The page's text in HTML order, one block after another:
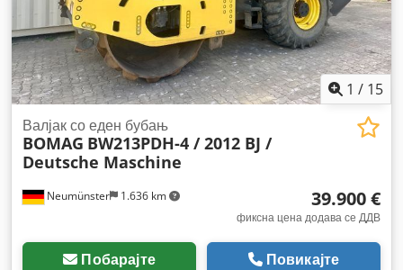
1 / 15
Neumünster 1.636 km
Валјак со еден бубањ
BOMAG BW213PDH-4 / 2012 BJ /
Deutsche Maschine
39.900 €
фиксна цена додава се ДДВ
Побарајте Повикајте